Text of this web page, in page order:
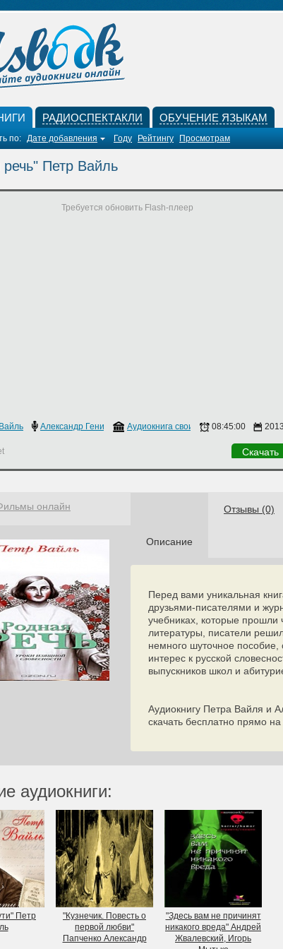
РАДИОСПЕКТАКЛИ ОБУЧЕНИЕ ЯЗЫКАМ
по: Дате добавления Году Рейтингу Просмотрам
Петр Вайль
Требуется обновить Flash-плеер
Александр Генис Аудиокнига своими руками
08:45:00 2013
Скачать
Описание
Отзывы (0)
Перед вами уникальная
друзьями-писателями и
учебниках, которые прошли
литературы, писатели
немного шуточное пособие,
интерес к русской
выпускников школ и
Аудиокнигу Петра Вайля и
скачать бесплатно прямо на
онлайн
аудиокниги:
Петр
"Кузнечик. Повесть о
первой любви"
Папченко Александр
"Здесь вам не причинят
никакого вреда" Андрей
Жвалевский, Игорь